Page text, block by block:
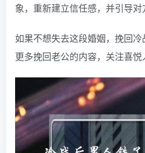
象，重新建立信任感，并引导对
如果不想失去这段婚姻，挽回冷
更多挽回老公的内容，关注喜悦